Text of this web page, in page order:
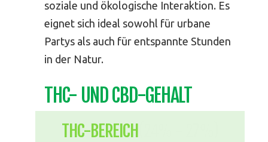
soziale und ökologische Interaktion. Es
eignet sich ideal sowohl für urbane
Partys als auch für entspannte Stunden
in der Natur.
THC- UND CBD-GEHALT
THC-BEREICH